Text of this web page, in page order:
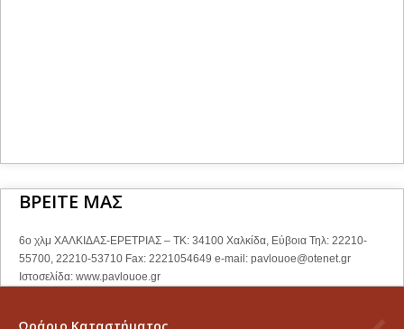
ΒΡΕΙΤΕ ΜΑΣ
6ο χλμ ΧΑΛΚΙΔΑΣ-ΕΡΕΤΡΙΑΣ – ΤΚ: 34100 Χαλκίδα, Εύβοια Τηλ: 22210-
55700, 22210-53710 Fax: 2221054649 e-mail: pavlouoe@otenet.gr
Ιστοσελίδα: www.pavlouoe.gr
Ωράριο Καταστήματος